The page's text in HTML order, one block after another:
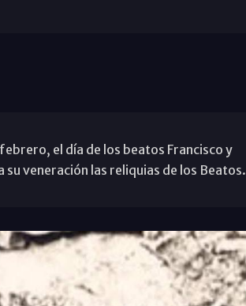
el día de los beatos Francisco y
veneración las reliquias de los Beatos.